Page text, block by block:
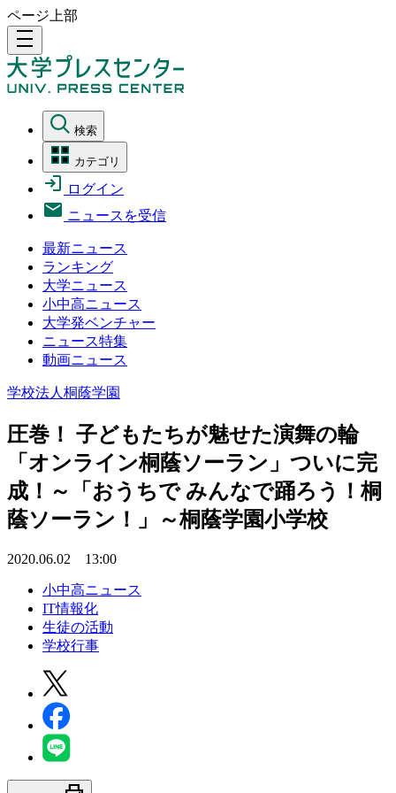
ページ上部
density_medium
検索
カテゴリ
ログイン
ニュースを受信
最新ニュース
ランキング
大学ニュース
小中高ニュース
大学発ベンチャー
ニュース特集
動画ニュース
学校法人桐蔭学園
圧巻！ 子どもたちが魅せた演舞の輪
「オンライン桐蔭ソーラン」ついに完
成！～「おうちで みんなで踊ろう！桐
蔭ソーラン！」～桐蔭学園小学校
2020.06.02 13:00
小中高ニュース
IT情報化
生徒の活動
学校行事